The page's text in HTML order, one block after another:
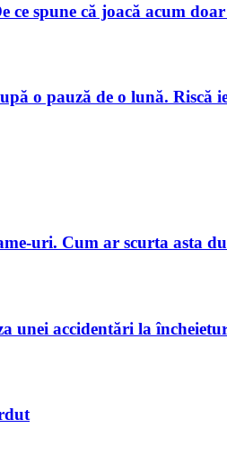
spune că joacă acum
o pauză de o lună. Riscă
uri. Cum ar scurta asta
unei accidentări la